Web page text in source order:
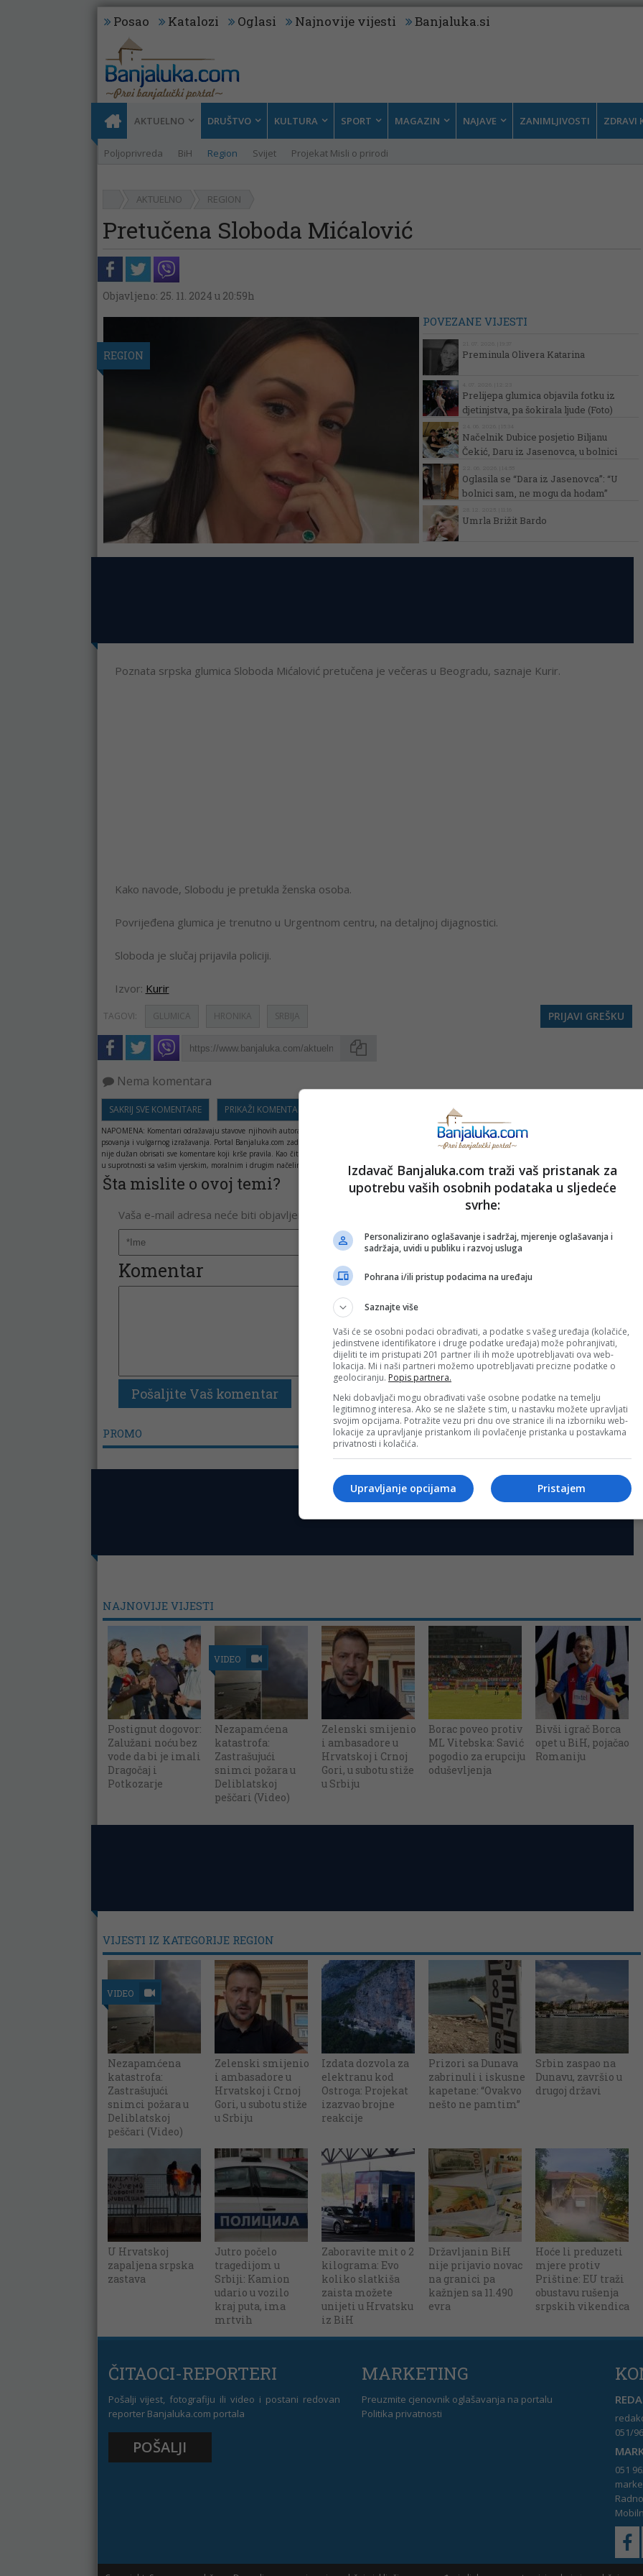
Posao Katalozi Oglasi Najnovije vijesti Banjaluka.si
AKTUELNO
Poljoprivreda BiH Region Svijet Projekat Misli o prirodi
DRUŠTVO KULTURA SPORT MAGAZIN NAJAVE ZANIMLJIVOSTI ZDRAVI
AKTUELNO REGION
Pretučena Sloboda Mićalović
Objavljeno: 25. 11. 2024 u 20:59h
REGION
POVEZANE VIJESTI
Preminula Olivera Katarina
Prelijepa glumica objavila fotku iz
djetinjstva, pa šokirala ljude (Foto)
Načelnik Dubice posjetio Biljanu
Čekić, Daru iz Jasenovca, u bolnici
Oglasila se “Dara iz Jasenovca”: “U
bolnici sam, ne mogu da hodam”
Umrla Brižit Bardo
Poznata srpska glumica Sloboda Mićalović pretučena je večeras u Beogradu, saznaje Kurir.
Kako navode, Slobodu je pretukla ženska osoba.
Povrijeđena glumica je trenutno u Urgentnom centru, na detaljnoj dijagnostici.
Sloboda je slučaj prijavila policiji.
Izvor: Kurir
TAGOVI: GLUMICA HRONIKA SRBIJA PRIJAVI GREŠKU
Nema komentara
SAKRIJ SVE KOMENTARE PRIKAŽI KOMENTARE
NAPOMENA: Komentari odražavaju stavove njihovih autora, a ne nužno i stavove internet portala Banjaluka.com. Molimo korisnike da se suzdrže od vrijeđanja,
psovanja i vulgarnog izražavanja. Portal Banjaluka.com zadržava pravo da obriše komentar bez najave i objašnjenja. Zbog velikog broja komentara Banjaluka.com
nije dužan obrisati sve komentare koji krše pravila. Kao čitalac takođe prihvatate mogućnost da među komentarima mogu biti pronađeni sadržaji koji mogu biti
u suprotnosti sa vašim vjerskim, moralnim i drugim načelima i uvjerenjima.
Šta mislite o ovoj temi?
Vaša e-mail adresa neće biti objavljena. Sva polja su obavezna!
Komentar
PROMO
NAJNOVIJE VIJESTI
Postignut dogovor:
Zalužani noću bez
vode da bi je imali
Dragočaj i
Potkozarje
VIDEO
Nezapamćena
katastrofa:
Zastrašujući
snimci požara u
Deliblatskoj
peščari (Video)
Zelenski smijenio
i ambasadore u
Hrvatskoj i Crnoj
Gori, u subotu stiže
u Srbiju
Borac poveo protiv
ML Vitebska: Savić
pogodio za erupciju
oduševljenja
Bivši igrač Borca
opet u BiH, pojačao
Romaniju
VIJESTI IZ KATEGORIJE REGION
VIDEO
Nezapamćena
katastrofa:
Zastrašujući
snimci požara u
Deliblatskoj
peščari (Video)
Zelenski smijenio
i ambasadore u
Hrvatskoj i Crnoj
Gori, u subotu stiže
u Srbiju
Izdata dozvola za
elektranu kod
Ostroga: Projekat
izazvao brojne
reakcije
Prizori sa Dunava
zabrinuli i iskusne
kapetane: “Ovakvo
nešto ne pamtim”
Srbin zaspao na
Dunavu, završio u
drugoj državi
U Hrvatskoj
zapaljena srpska
zastava
Jutro počelo
tragedijom u
Srbiji: Kamion
udario u vozilo
kraj puta, ima
mrtvih
Zaboravite mit o 2
kilograma: Evo
koliko slatkiša
zaista možete
unijeti u Hrvatsku
iz BiH
Državljanin BiH
nije prijavio novac
na granici pa
kažnjen sa 11.490
evra
Hoće li preduzeti
mjere protiv
Prištine: EU traži
obustavu rušenja
srpskih vikendica
ČITAOCI-REPORTERI
Pošalji vijest, fotografiju ili video i postani redovan
reporter Banjaluka.com portala
POŠALJI
MARKETING
Preuzmite cjenovnik oglašavanja na portalu
Politika privatnosti
051/
051
Izdavač Banjaluka.com traži vaš pristanak za
upotrebu vaših osobnih podataka u sljedeće
svrhe:
Personalizirano oglašavanje i sadržaj, mjerenje oglašavanja i
sadržaja, uvidi u publiku i razvoj usluga
Pohrana i/ili pristup podacima na uređaju
Saznajte više
Vaši će se osobni podaci obrađivati, a podatke s vašeg uređaja (kolačiće,
jedinstvene identifikatore i druge podatke uređaja) može pohranjivati,
dijeliti te im pristupati 201 partner ili ih može upotrebljavati ova web-
lokacija. Mi i naši partneri možemo upotrebljavati precizne podatke o
geolociranju. Popis partnera.
Neki dobavljači mogu obrađivati vaše osobne podatke na temelju
legitimnog interesa. Ako se ne slažete s tim, u nastavku možete upravljati
svojim opcijama. Potražite vezu pri dnu ove stranice ili na izborniku web-
lokacije za upravljanje pristankom ili povlačenje pristanka u postavkama
privatnosti i kolačića.
Pristajem
Upravljanje opcijama